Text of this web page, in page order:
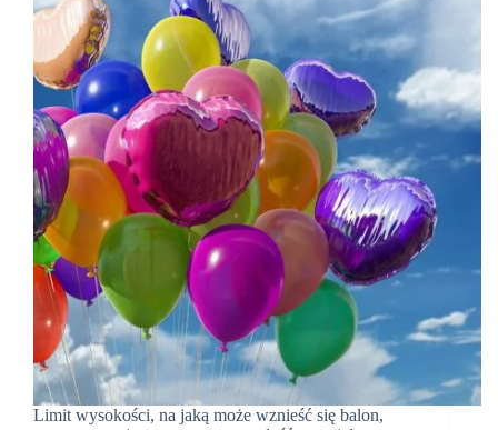
Limit wysokości, na jaką może wznieść się balon,